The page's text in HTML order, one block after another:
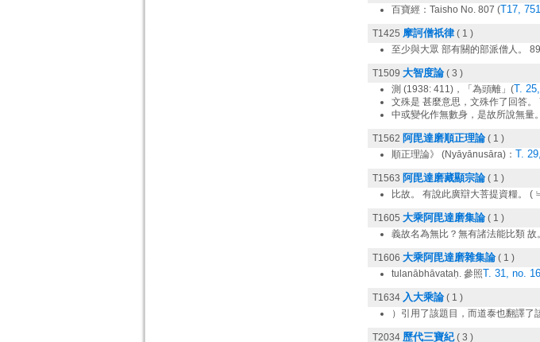
百寶經：Taisho No. 807 (T17,
T1425 摩訶僧祇律( 1 )
至少與大眾 部有關的部派僧人。 89
T1509 大智度論( 3 )
測 (1938: 411)，「為頭離」(T.
文殊是 甚麼意思，文殊作了回答。
中或變化作無數身，是故所說無量
T1562 阿毘達磨順正理論( 1 )
順正理論》 (Nyāyānusāra)： T.
T1563 阿毘達磨藏顯宗論( 1 )
比故。 有說此廣辯大菩提資糧。 (
T1605 大乘阿毘達磨集論( 1 )
義故名為無比？無有諸法能比類 故
T1606 大乘阿毘達磨雜集論( 1 )
tulanābhāvataḥ. 參照T. 31, no.
T1634 入大乘論( 1 )
）引用了該題目，而道泰也翻譯了
T2034 歷代三寶紀( 3 )